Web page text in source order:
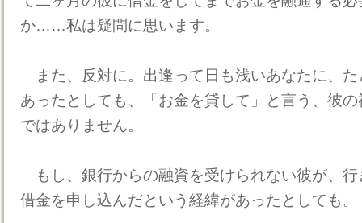
か……私は疑問に思います。
また、反対に。出逢って日も浅いあなたに、
あったとしても、「お金を貸して」と言う、彼
ではありません。
もし、銀行からの融資を受けられない彼が、
借金を申し込んだという経緯があったとしても。